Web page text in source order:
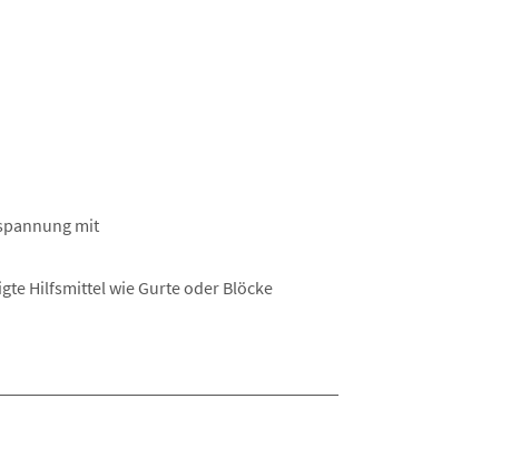
mit
Hilfsmittel wie Gurte oder Blöcke